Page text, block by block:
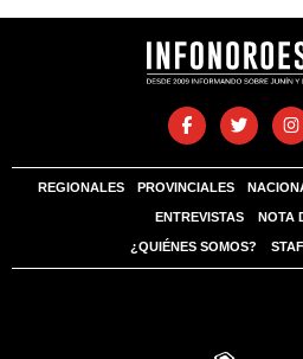
REGIONALES PROVINCIALES
ENTREVISTAS NOTA
¿QUIÉNES SOMOS?